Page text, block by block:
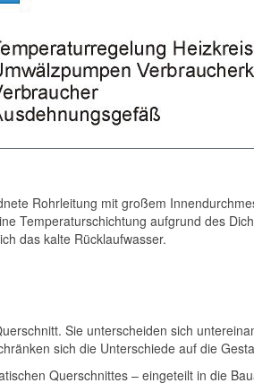
Rohrleitung mit großem
Temperaturschichtung aufgrund des
das kalte Rücklaufwasser.
Sie unterscheiden sich
sich die Unterschiede auf die
Querschnittes – eingeteilt in die